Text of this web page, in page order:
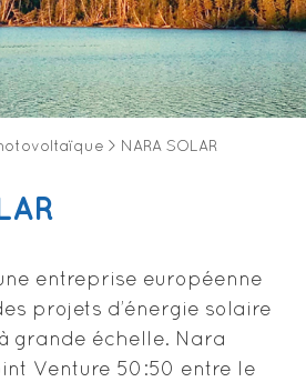
> NARA SOLAR
entreprise européenne
projets d’énergie solaire
grande échelle. Nara
Venture 50:50 entre le